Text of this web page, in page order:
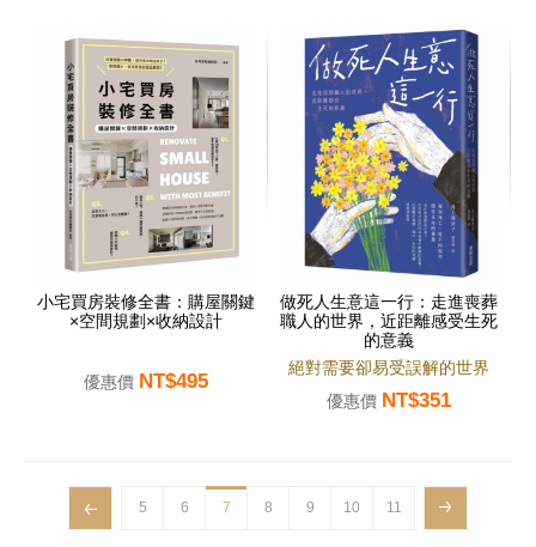
小宅買房裝修全書：購屋關鍵
×空間規劃×收納設計
優惠價 NT$495
做死人生意這一行：走進喪葬
職人的世界，近距離感受生死
的意義
絕對需要卻易受誤解的世界
優惠價 NT$351
5 6 7 8 9 10 11